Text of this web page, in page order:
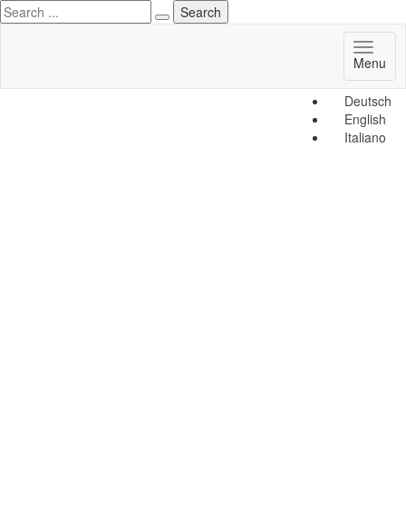
Deutsch
English
Italiano
Menu